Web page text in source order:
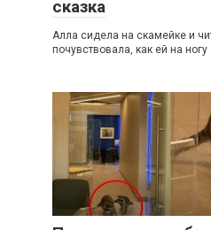
сказка
Алла сидела на скамейке и
почувствовала, как ей на ногу